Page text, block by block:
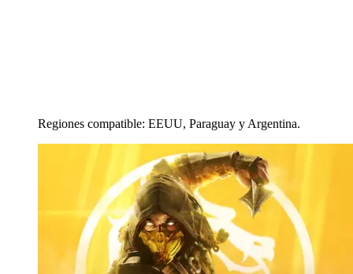
Regiones compatible: EEUU, Paraguay y Argentina.